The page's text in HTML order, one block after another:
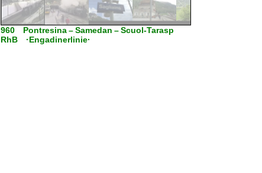
960 Pontresina – Samedan – Scuol-Tarasp
RhB ·Engadinerlinie·